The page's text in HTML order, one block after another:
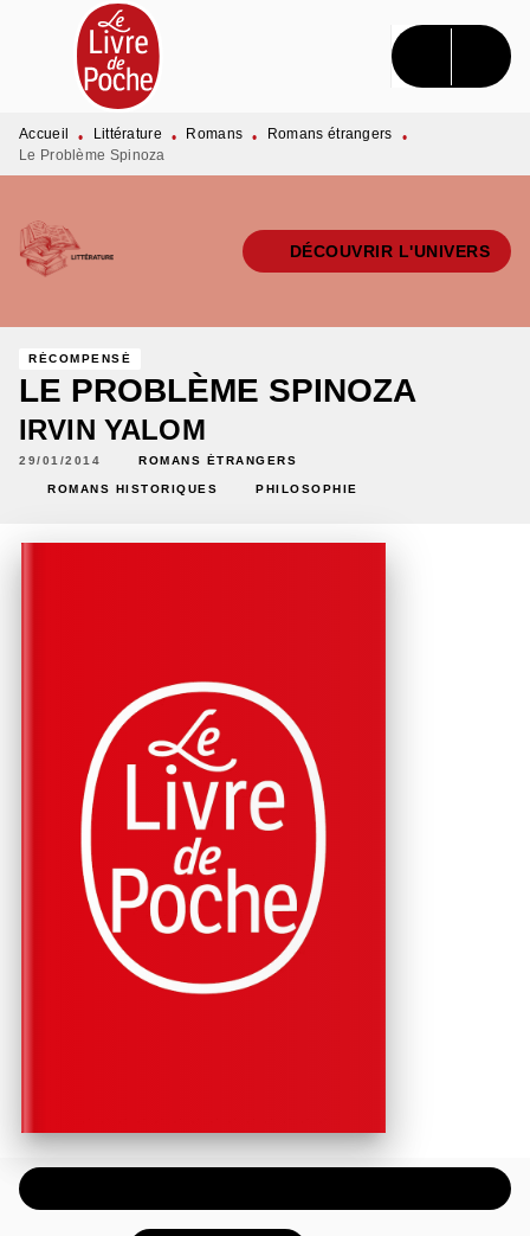
MENU RECHERCHE CONTENU
PIED DE PAGE
Accueil • Littérature • Romans • Romans étrangers
•
Le Problème Spinoza
DÉCOUVRIR L'UNIVERS
RÉCOMPENSÉ
LE PROBLÈME SPINOZA
IRVIN YALOM
29/01/2014 ROMANS ÉTRANGERS
ROMANS HISTORIQUES PHILOSOPHIE